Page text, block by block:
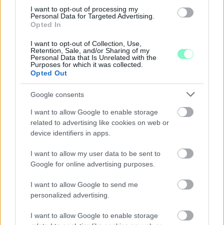
I want to opt-out of processing my
Personal Data for Targeted Advertising.
Opted In
I want to opt-out of Collection, Use,
Retention, Sale, and/or Sharing of my
Personal Data that Is Unrelated with the
Purposes for which it was collected.
Opted Out
Google consents
I want to allow Google to enable storage
related to advertising like cookies on web or
device identifiers in apps.
I want to allow my user data to be sent to
Google for online advertising purposes.
I want to allow Google to send me
personalized advertising.
I want to allow Google to enable storage
A RÓMAIAKTÓL AZ AGYAGKATONÁKIG –
TÁRLATVEZETÉSEK, WORKSHOP ÉS
KÖZÖNSÉGTALÁLKOZÓ VÁRJA A LÁTOGATÓKAT A
GYŐRI RÓMER MÚZEUMBAN
Ingyenes programokkal és különleges kiállításokkal készülnek a
– Kőtár is díjmentesen látogatható.